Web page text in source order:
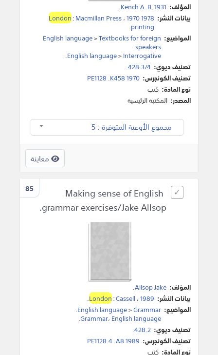
المؤلف: Kench A. B,1931
.
بيانات النشر:
London:Macmillan Press،1970 1978
printing
.
المواضيع:
English language>Textbooks for foreign
speakers
.
English language>Interrogative
.
تصنيف ديوي: 428.3/4.
تصنيف الكونجرس: PE1128 .K458 1970
نوع المادة: كتب
المصدر: المكتبة الرئيسية
مجموع الأوعية المتوفرة : 5
معاينة
85
Making sense of English
grammar exercises/Jake Allsop.
المؤلف: Allsop Jake
.
بيانات النشر:
London:Cassell،1989
.
المواضيع:
English language>Grammar
.
Grammar، English language
.
تصنيف ديوي: 428.2.
تصنيف الكونجرس: PE1128.4 .A8 1989
نوع المادة: كتب